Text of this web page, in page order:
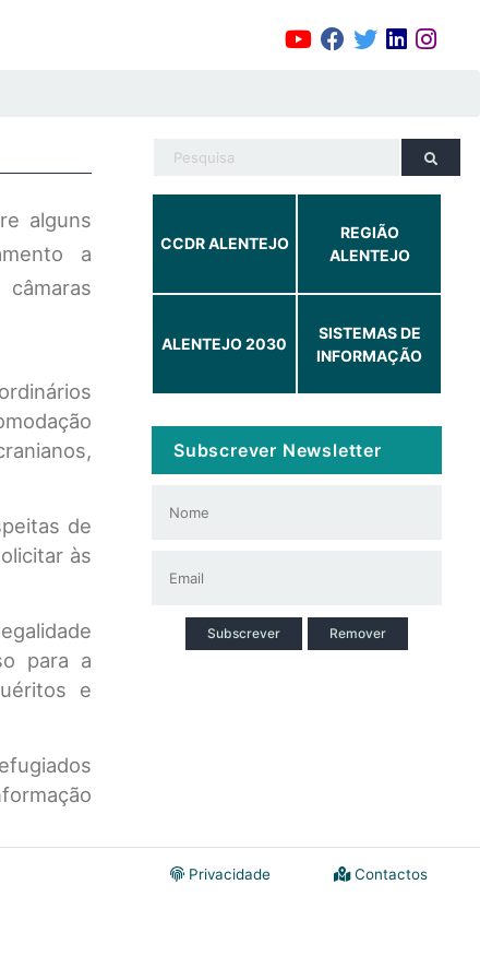
alguns
a
de
às
para a
e
CCDR ALENTEJO
REGIÃO
ALENTEJO
ALENTEJO 2030
SISTEMAS DE
INFORMAÇÃO
Subscrever Newsletter
Subscrever Remover
Contactos
Privacidade